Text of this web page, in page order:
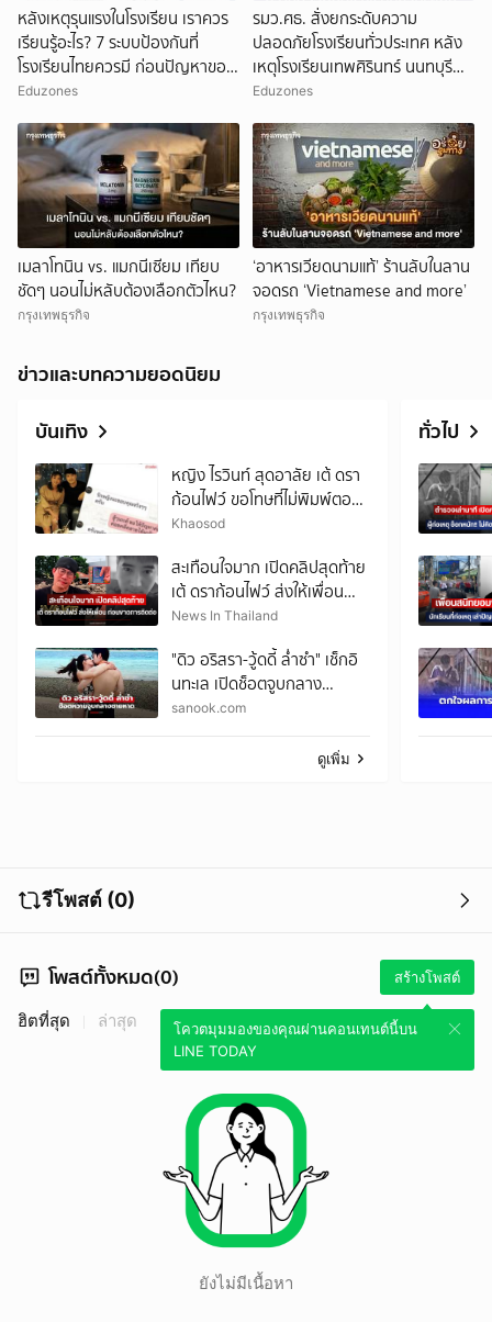
หลังเหตุรุนแรงในโรงเรียน เราควร
เรียนรู้อะไร? 7 ระบบป้องกันที่
โรงเรียนไทยควรมี ก่อนปัญหาของ
เด็กจะเดินไปถึงจุดที่แก้ยาก
Eduzones
รมว.ศธ. สั่งยกระดับความ
ปลอดภัยโรงเรียนทั่วประเทศ หลัง
เหตุโรงเรียนเทพศิรินทร์ นนทบุรี
เร่งป้องกันพฤติกรรมเลียนแบบ
Eduzones
เมลาโทนิน vs. แมกนีเซียม เทียบ
ชัดๆ นอนไม่หลับต้องเลือกตัวไหน?
กรุงเทพธุรกิจ
‘อาหารเวียดนามแท้’ ร้านลับในลาน
จอดรถ ‘Vietnamese and more’
กรุงเทพธุรกิจ
ข่าวและบทความยอดนิยม
บันเทิง
หญิง ไรวินท์ สุดอาลัย เต้ ดรา
ก้อนไฟว์ ขอโทษที่ไม่พิมพ์ตอบ
ไปตอนนั้น เผย22ปีที่รู้จัก
Khaosod
สะเทือนใจมาก เปิดคลิปสุดท้าย
เต้ ดราก้อนไฟว์ ส่งให้เพื่อน
ก่อนขาดการติดต่อ
News In Thailand
"ดิว อริสรา-วู้ดดี้ ล่ำซำ" เช็กอิ
นทะเล เปิดช็อตจูบกลาง
ชายหาดหวานฉ่ำมาก
sanook.com
ดูเพิ่ม
ทั่วไป
รีโพสต์ (0)
โพสต์ทั้งหมด(0) สร้างโพสต์
โควตมุมมองของคุณผ่านคอนเทนต์นี้บน
LINE TODAY
ฮิตที่สุด ล่าสุด
ยังไม่มีเนื้อหา